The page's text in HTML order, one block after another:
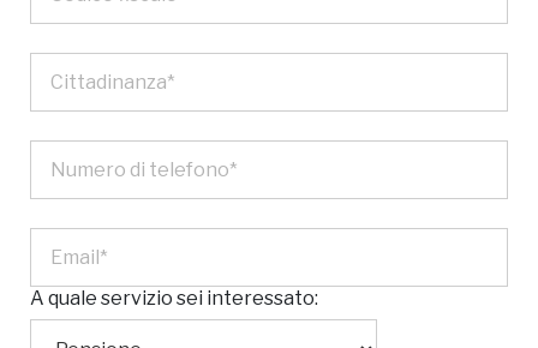
A quale servizio sei interessato: